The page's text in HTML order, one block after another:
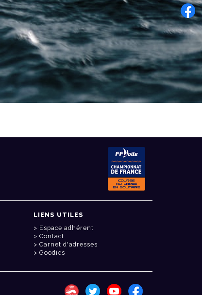
LIENS UTILES
Espace adhérent
Contact
Carnet d'adresses
Goodies